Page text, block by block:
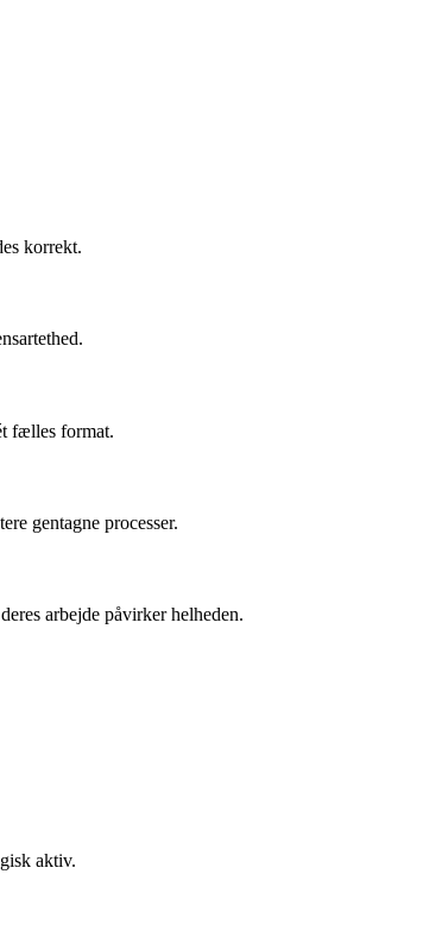
korrekt.
fælles format.
gentagne processer.
arbejde påvirker helheden.
aktiv.